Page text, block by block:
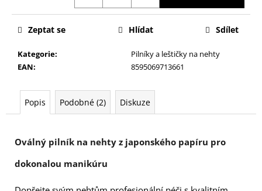
Kategorie:
Pilníky a leštičky na nehty
EAN: 8595069713661
Zeptat se Hlídat Sdílet
Popis Podobné (2) Diskuze
Oválný pilník na nehty z japonského papíru pro
dokonalou manikúru
49
Kč